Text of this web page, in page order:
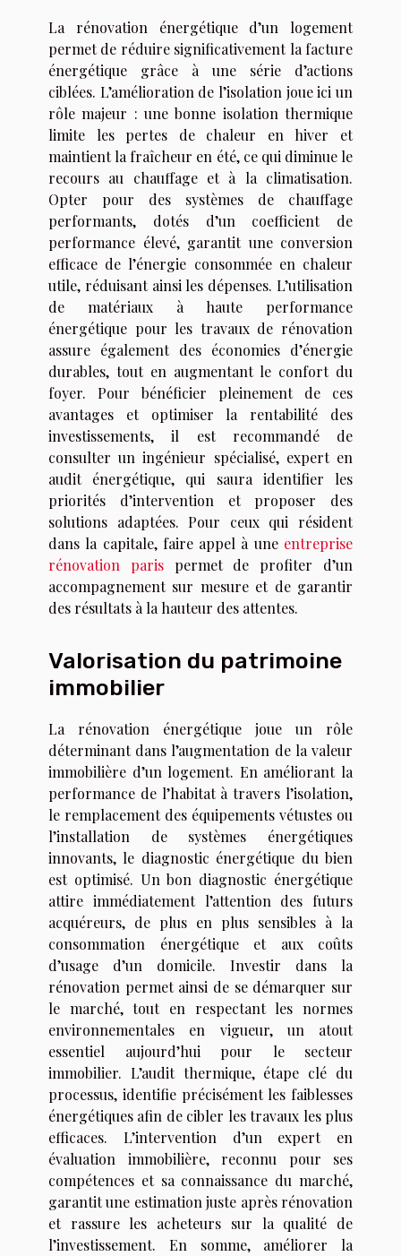
La rénovation énergétique d’un logement
permet de réduire significativement la facture
énergétique grâce à une série d’actions
ciblées. L’amélioration de l’isolation joue ici un
rôle majeur : une bonne isolation thermique
limite les pertes de chaleur en hiver et
maintient la fraîcheur en été, ce qui diminue le
recours au chauffage et à la climatisation.
Opter pour des systèmes de chauffage
performants, dotés d’un coefficient de
performance élevé, garantit une conversion
efficace de l’énergie consommée en chaleur
utile, réduisant ainsi les dépenses. L’utilisation
de matériaux à haute performance
énergétique pour les travaux de rénovation
assure également des économies d’énergie
durables, tout en augmentant le confort du
foyer. Pour bénéficier pleinement de ces
avantages et optimiser la rentabilité des
investissements, il est recommandé de
consulter un ingénieur spécialisé, expert en
audit énergétique, qui saura identifier les
priorités d’intervention et proposer des
solutions adaptées. Pour ceux qui résident
dans la capitale, faire appel à une entreprise
rénovation parispermet de profiter d’un
accompagnement sur mesure et de garantir
des résultats à la hauteur des attentes.
Valorisation du patrimoine
immobilier
La rénovation énergétique joue un rôle
déterminant dans l’augmentation de la valeur
immobilière d’un logement. En améliorant la
performance de l’habitat à travers l’isolation,
le remplacement des équipements vétustes ou
l’installation de systèmes énergétiques
innovants, le diagnostic énergétique du bien
est optimisé. Un bon diagnostic énergétique
attire immédiatement l’attention des futurs
acquéreurs, de plus en plus sensibles à la
consommation énergétique et aux coûts
d’usage d’un domicile. Investir dans la
rénovation permet ainsi de se démarquer sur
le marché, tout en respectant les normes
environnementales en vigueur, un atout
essentiel aujourd’hui pour le secteur
immobilier. L’audit thermique, étape clé du
processus, identifie précisément les faiblesses
énergétiques afin de cibler les travaux les plus
efficaces. L’intervention d’un expert en
évaluation immobilière, reconnu pour ses
compétences et sa connaissance du marché,
garantit une estimation juste après rénovation
et rassure les acheteurs sur la qualité de
l’investissement. En somme, améliorer la